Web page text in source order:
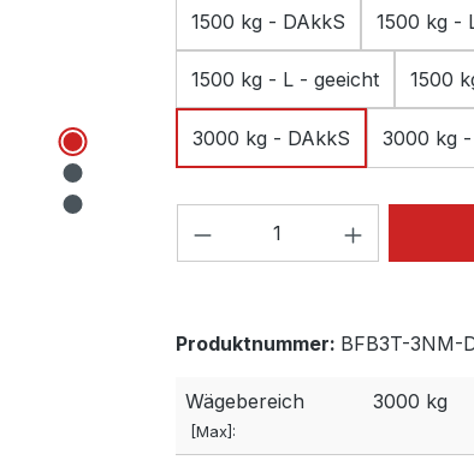
1500 kg - DAkkS 1500 kg -
1500 kg - L - geeicht 1500
3000 kg - DAkkS 3000 kg
Produkt Anzahl:
Produktnummer: BFB3T-3NM-
Wägebereich
[Max]:
3000 kg